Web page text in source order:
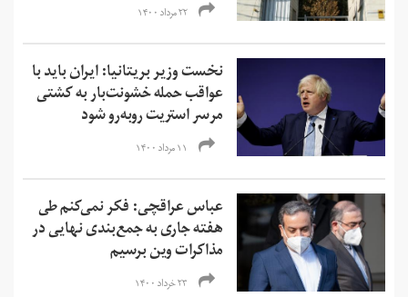
۲۲ مرداد ۱۴۰۰
نخست وزیر بریتانیا: ایران باید با
عواقب حمله خشونت‌بار به کشتی
مرسر استریت روبه‌رو شود
۱۱ مرداد ۱۴۰۰
عباس عراقچی: فکر نمی‌کنم طی
هفته جاری به جمع‌بندی نهایی در
مذاکرات وین برسیم
۲۳ خرداد ۱۴۰۰